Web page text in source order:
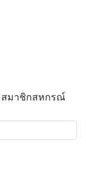
สมาชิกสหกรณ์